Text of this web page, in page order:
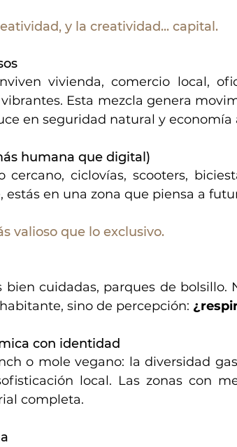
y la creatividad... capital.
vivienda, comercio local,
Esta mezcla genera
en seguridad natural y economía
humana que digital)
cercano, ciclovías, scooters,
estás en una zona que piensa a
valioso que lo exclusivo.
bien cuidadas, parques de bolsillo.
sino de percepción:
con identidad
o mole vegano: la diversidad
local. Las zonas con
completa.